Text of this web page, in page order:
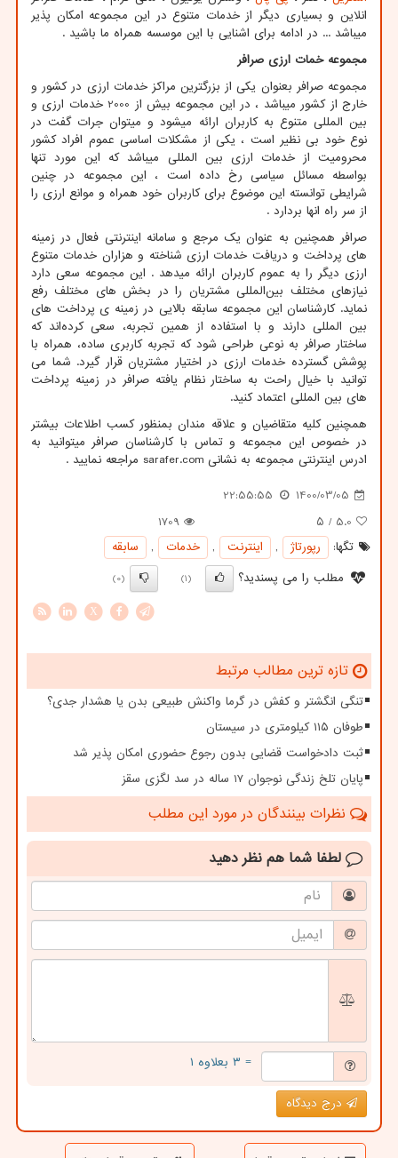
انلاین و بسیاری دیگر از خدمات متنوع در این مجموعه امکان پذیر
میباشد ... در ادامه برای اشنایی با این موسسه همراه ما باشید .
مجموعه خمات ارزی صرافر
مجموعه صرافر بعنوان یکی از بزرگترین مراکز خدمات ارزی در کشور و
خارج از کشور میباشد ، در این مجموعه بیش از 2000 خدمات ارزی و
بین المللی متنوع به کاربران ارائه میشود و میتوان جرات گفت در
نوع خود بی نظیر است ، یکی از مشکلات اساسی عموم افراد کشور
محرومیت از خدمات ارزی بین المللی میباشد که این مورد تنها
بواسطه مسائل سیاسی رخ داده است ، این مجموعه در چنین
شرایطی توانسته این موضوع برای کاربران خود همراه و موانع ارزی را
از سر راه انها بردارد .
صرافر همچنین به عنوان یک مرجع و سامانه اینترنتی فعال در زمینه
های پرداخت و دریافت خدمات ارزی شناخته و هزاران خدمات متنوع
ارزی دیگر را به عموم کاربران ارائه میدهد . این مجموعه سعی دارد
نیازهای مختلف بین‌المللی مشتریان را در بخش های مختلف رفع
نماید. کارشناسان این مجموعه سابقه بالایی در زمینه ی پرداخت های
بین المللی دارند و با استفاده از همین تجربه، سعی کرده‌اند که
ساختار صرافر به نوعی طراحی شود که تجربه کاربری ساده، همراه با
پوشش گسترده خدمات ارزی در اختیار مشتریان قرار گیرد. شما می
توانید با خیال راحت به ساختار نظام یافته صرافر در زمینه پرداخت
های بین المللی اعتماد کنید.
همچنین کلیه متقاضیان و علاقه مندان بمنظور کسب اطلاعات بیشتر
در خصوص این مجموعه و تماس با کارشناسان صرافر میتوانید به
ادرس اینترنتی مجموعه به نشانی sarafer.com مراجعه نمایید .
1400/03/05
22:55:55
5.0 / ۵
1709
تگها:
رپورتاژ , اینترنت , خدمات ,
سابقه
مطلب را می پسندید؟
(1)
(0)
X
تازه ترین مطالب مرتبط
تنگی انگشتر و کفش در گرما واکنش طبیعی بدن یا هشدار جدی؟
طوفان ۱۱۵ کیلومتری در سیستان
ثبت دادخواست قضایی بدون رجوع حضوری امکان پذیر شد
پایان تلخ زندگی نوجوان 17 ساله در سد لگزی سقز
نظرات بینندگان در مورد این مطلب
لطفا شما هم نظر دهید
= ۳ بعلاوه ۱
درج دیدگاه